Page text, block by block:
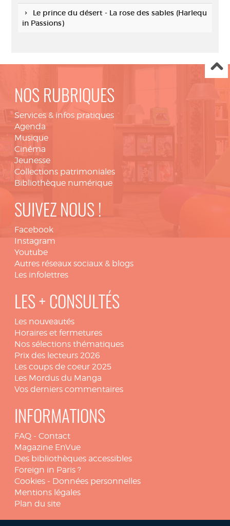
Le prince du désert - La rose des sables (Harlequ
in Passions)
NOS RUBRIQUES
Services & infos pratiques
Agenda
Musique
Cinéma
Jeunesse
Collections patrimoniales
Bibliothèque numérique
SUIVEZ NOUS !
Facebook
Instagram
Youtube
Autres réseaux sociaux & blogs
Les infolettres
LES + CONSULTÉS
Les nouveautés
Horaires et fermetures
Nos sélections thématiques
Prix des lecteurs 2026
Les coups de coeur 2025
Les Mordus du Manga
Vos derniers commentaires
INFORMATIONS
FAQ - Contact
Magazine EnVue
Des bibliothèques accessibles
Foreign in Paris ?
Cookies - Données personnelles
Mentions légales
Plan du site